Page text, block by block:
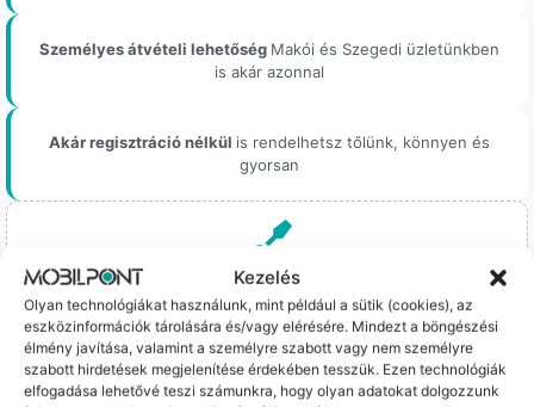
Kezelés
Olyan technológiákat használunk, mint például a sütik (cookies), az
eszközinformációk tárolására és/vagy elérésére. Mindezt a böngészési
élmény javítása, valamint a személyre szabott vagy nem személyre
szabott hirdetések megjelenítése érdekében tesszük. Ezen technológiák
elfogadása lehetővé teszi számunkra, hogy olyan adatokat dolgozzunk
Személyes átvételi lehetőség Makói és Szegedi üzletünkben
is akár azonnal
Akár regisztráció nélkül is rendelhetsz tőlünk, könnyen és
gyorsan
Bizonyos esetekben gyári vagy prémium minőségű
alkatrészekre (pl. új akkumulátorra vagy kijelzőre)
cseréljük a régieket.
Ez mindig 100%-os, tesztelt állapotot jelent. iPhone-oknál
előfordulhat az "Ismeretlen alkatrész" jelzés, de ne aggódj, ez